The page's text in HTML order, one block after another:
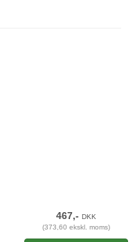
467,-DKK
(373,60 ekskl. moms)